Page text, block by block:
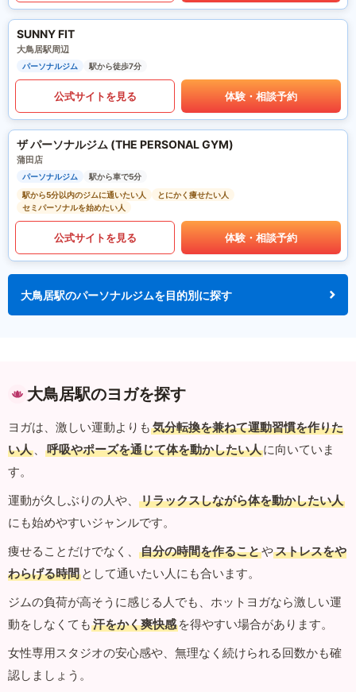
SUNNY FIT
大鳥居駅周辺
パーソナルジム 駅から徒歩7分
公式サイトを見る 体験・相談予約
ザ パーソナルジム (THE PERSONAL GYM)
蒲田店
パーソナルジム
駅から車で5分
駅から5分以内のジムに通いたい人
とにかく痩せたい人
セミパーソナルを始めたい人
公式サイトを見る 体験・相談予約
大鳥居駅のパーソナルジムを目的別に探す
大鳥居駅のヨガを探す
ヨガは、激しい運動よりも 気分転換を兼ねて運動習慣を作りた
い人 、 呼吸やポーズを通じて体を動かしたい人に向いていま
す。
運動が久しぶりの人や、
リラックスしながら体を動かしたい人
にも始めやすいジャンルです。
痩せることだけでなく、
自分の時間を作ることやストレスをや
わらげる時間 として通いたい人にも合います。
ジムの負荷が高そうに感じる人でも、ホットヨガなら激しい運
動をしなくても 汗をかく爽快感 を得やすい場合があります。
女性専用スタジオの安心感や、無理なく続けられる回数かも確
認しましょう。